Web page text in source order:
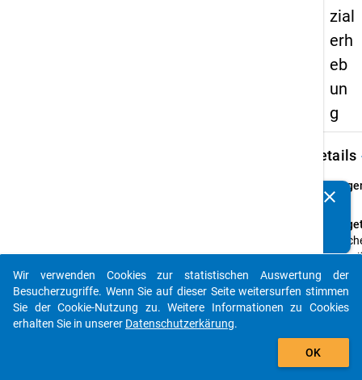
zial
erh
eb
un
g
Details
45
üben/
Ihre
aus?
clear
auto_stories
add_shopping_cart
Wir verwenden Cookies zur statistischen Auswertung der
Besucherzugriffe. Wenn Sie auf dieser Seite weitersurfen stimmen
Sie der Cookie-Nutzung zu. Weitere Informationen zu Cookies
erhalten Sie in unserer Datenschutzerkärung.
OK